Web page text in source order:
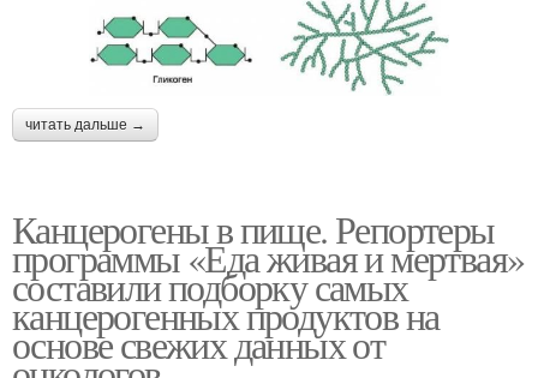
читать дальше →
Канцерогены в пище. Репортеры
программы «Еда живая и мертвая»
составили подборку самых
канцерогенных продуктов на
основе свежих данных от